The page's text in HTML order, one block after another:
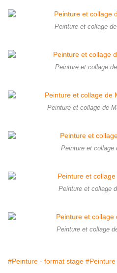
Peinture et collage
Peinture et collage
Peinture et collage de
Peinture et collage
Peinture et collage
Peinture et collage
#Peinture - format stage